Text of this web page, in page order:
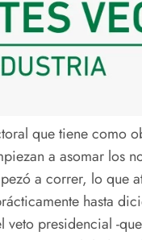
que tiene como
a asomar los
a correr, lo que
hasta
presidencial -